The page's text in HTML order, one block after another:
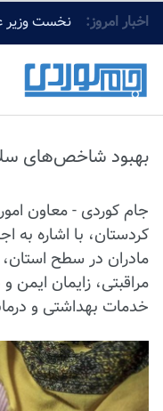
اخبار امروز:
نخست وزیر
جامع زیارت
بهبود شاخص‌های
جام کوردی - معاون
کردستان، با اشاره به
مادران در سطح
مراقبتی، زایمان ایمن
خدمات بهداشتی و